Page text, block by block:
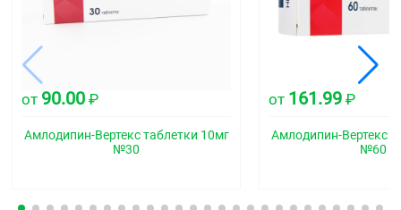
от 90.00 ₽
Амлодипин-Вертекс таблетки 10мг
№30
от 161.99 ₽
Амлодипин-Вертекс
№60